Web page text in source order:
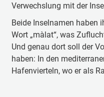
Verwechslung mit der
Beide Inselnamen haben
Wort „màlat“, was
Und genau dort soll der
haben: In den
Hafenvierteln, wo er als